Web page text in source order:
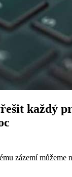
každý
zázemí můžeme